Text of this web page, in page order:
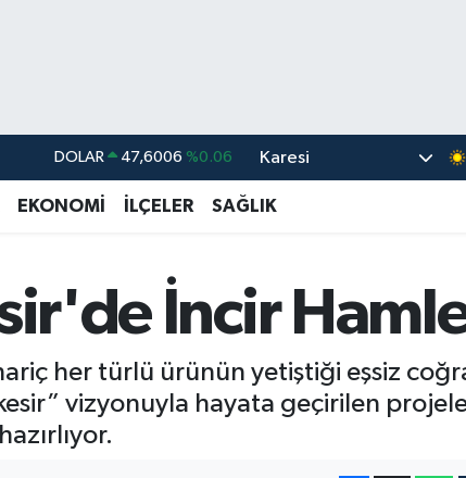
DOLAR 47,6006 %0.06
EURO 55,0250 %0.02
6513.94
BİST100 13.768 %48
Karesi
EKONOMİ İLÇELER SAĞLIK
İncir
her türlü ürünün yetiştiği eşsiz
vizyonuyla hayata geçirilen